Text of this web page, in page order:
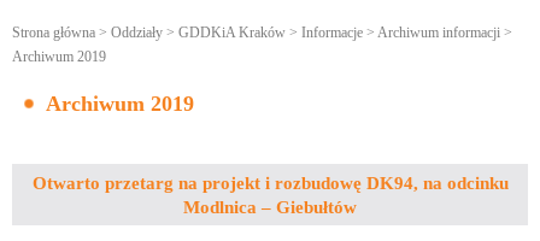
Strona główna > Oddziały > GDDKiA Kraków > Informacje > Archiwum informacji >
Archiwum 2019
Archiwum 2019
Otwarto przetarg na projekt i rozbudowę DK94, na odcinku
Modlnica – Giebułtów